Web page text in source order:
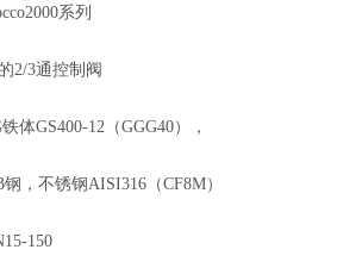
系列
2/3通控制阀
体GS400-12（GGG40），
钢，不锈钢AISI316（CF8M）
150